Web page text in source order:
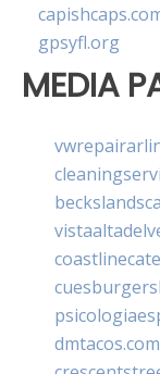
gpsyfl.org
MEDIA
dmtacos.com